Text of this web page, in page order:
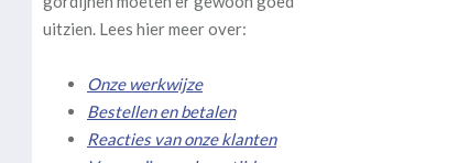
uitzien. Lees hier meer over:
Onze werkwijze
Bestellen en betalen
Reacties van onze klanten